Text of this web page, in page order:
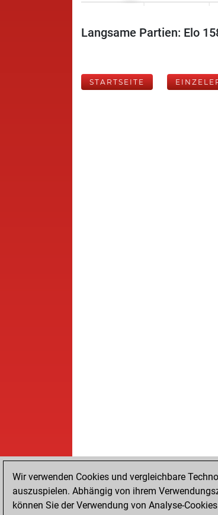
Langsame Partien: Elo
STARTSEITE
Wir verwenden Cookies und vergleichbare
auszuspielen. Abhängig von ihrem
können Sie der Verwendung von Analyse-